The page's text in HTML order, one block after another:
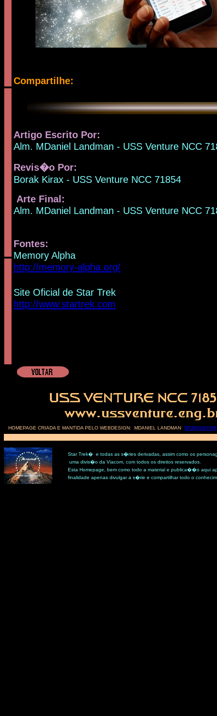
Compartilhe:
Artigo Escrito Por:
Alm. MDaniel Landman - USS Venture NCC
Revis�o Por:
Borak Kirax - USS Venture NCC 71854
Arte Final:
Alm. MDaniel Landman - USS Venture NCC
Fontes:
Memory Alpha
http://memory-alpha.org/
Site Oficial de Star Trek
http://www.startrek.com
HOMEPAGE CRIADA E MANTIDA PELO WEBDESIGN: MDANIEL LANDMAN
Star Trek� e todas as s�ries derivadas, assim como os
uma divis�o da Viacom, com todos os direitos reservados.
Esta Homepage, bem como todo a material e publica��o aqui
finalidade apenas divulgar a s�rie e compartilhar todo o